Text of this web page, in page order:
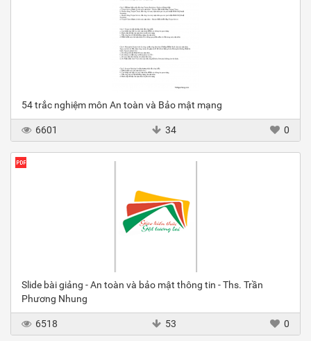
54 trắc nghiệm môn An toàn và Bảo mật mạng
6601 34 0
Slide bài giảng - An toàn và bảo mật thông tin - Ths. Trần
Phương Nhung
6518 53 0